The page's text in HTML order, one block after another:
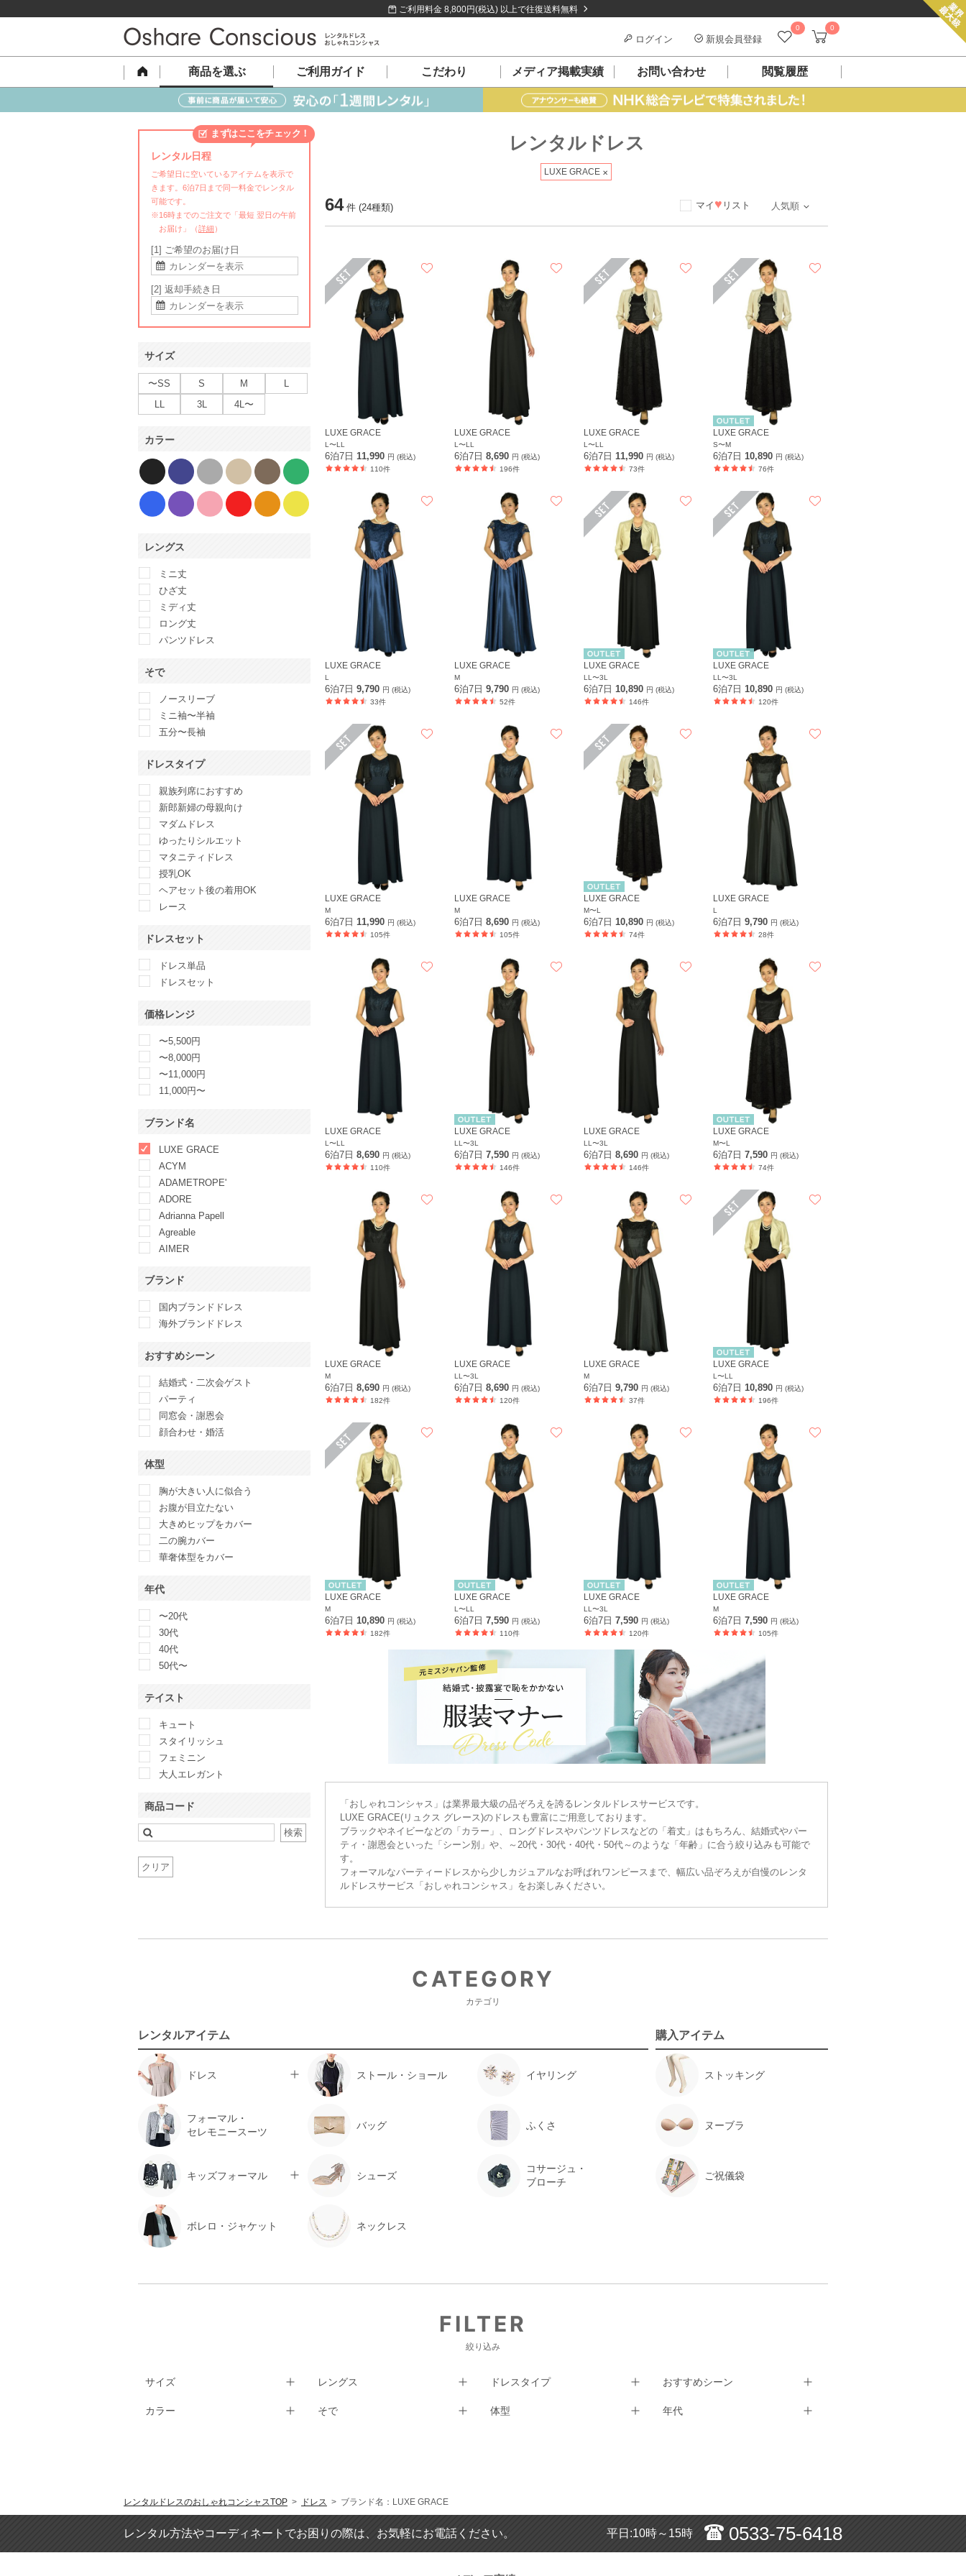
ご利用料金 8,800円(税込) 以上で往復送料無料
0 0
ログイン 新規会員登録
商品を選ぶ ご利用ガイド こだわり メディア掲載実績 お問い合わせ 閲覧履歴
レンタルドレス
LUXE GRACE
64件 (24種類) マイ ♥ リスト 人気順
LUXE GRACE
L〜LL
6泊7日 11,990 円 (税込)
110件
LUXE GRACE
L〜LL
6泊7日 8,690 円 (税込)
196件
LUXE GRACE
L〜LL
6泊7日 11,990 円 (税込)
73件
LUXE GRACE
S〜M
6泊7日 10,890 円 (税込)
76件
LUXE GRACE
L
6泊7日 9,790 円 (税込)
33件
LUXE GRACE
M
6泊7日 9,790 円 (税込)
52件
LUXE GRACE
LL〜3L
6泊7日 10,890 円 (税込)
146件
LUXE GRACE
LL〜3L
6泊7日 10,890 円 (税込)
120件
LUXE GRACE
M
6泊7日 11,990 円 (税込)
105件
LUXE GRACE
M
6泊7日 8,690 円 (税込)
105件
LUXE GRACE
M〜L
6泊7日 10,890 円 (税込)
74件
LUXE GRACE
L
6泊7日 9,790 円 (税込)
28件
LUXE GRACE
L〜LL
6泊7日 8,690 円 (税込)
110件
LUXE GRACE
LL〜3L
6泊7日 7,590 円 (税込)
146件
LUXE GRACE
LL〜3L
6泊7日 8,690 円 (税込)
146件
LUXE GRACE
M〜L
6泊7日 7,590 円 (税込)
74件
LUXE GRACE
M
6泊7日 8,690 円 (税込)
182件
LUXE GRACE
LL〜3L
6泊7日 8,690 円 (税込)
120件
LUXE GRACE
M
6泊7日 9,790 円 (税込)
37件
LUXE GRACE
L〜LL
6泊7日 10,890 円 (税込)
196件
LUXE GRACE
M
6泊7日 10,890 円 (税込)
182件
LUXE GRACE
L〜LL
6泊7日 7,590 円 (税込)
110件
LUXE GRACE
LL〜3L
6泊7日 7,590 円 (税込)
120件
LUXE GRACE
M
6泊7日 7,590 円 (税込)
105件
「おしゃれコンシャス」は業界最大級の品ぞろえを誇るレンタルドレスサービスです。
LUXE GRACE(リュクス グレース)のドレスも豊富にご用意しております。
ブラックやネイビーなどの「カラー」、ロングドレスやパンツドレスなどの「着丈」はもちろん、結婚式やパー
ティ・謝恩会といった「シーン別」や、～20代・30代・40代・50代～のような「年齢」に合う絞り込みも可能で
す。
フォーマルなパーティードレスから少しカジュアルなお呼ばれワンピースまで、幅広い品ぞろえが自慢のレンタ
ルドレスサービス「おしゃれコンシャス」をお楽しみください。
まずはここをチェック！
レンタル日程
ご希望日に空いているアイテムを表示で
きます。6泊7日まで同一料金でレンタル
可能です。
※16時までのご注文で「最短 翌日の午前
お届け」（詳細 ）
[1] ご希望のお届け日
[2] 返却手続き日
サイズ
〜SS S M
L
LL
3L 4L〜
カラー
レングス
ミニ丈
ひざ丈
ミディ丈
ロング丈
パンツドレス
そで
ノースリーブ
ミニ袖〜半袖
五分〜長袖
ドレスタイプ
親族列席におすすめ
新郎新婦の母親向け
マダムドレス
ゆったりシルエット
マタニティドレス
授乳OK
ヘアセット後の着用OK
レース
ドレスセット
ドレス単品
ドレスセット
価格レンジ
〜5,500円
〜8,000円
〜11,000円
11,000円〜
ブランド名
LUXE GRACE
ACYM
ADAMETROPE'
ADORE
Adrianna Papell
Agreable
AIMER
AMERICAN LIVING
anatelier
ANAYI
ANDRESD
Another Edition
anuans
anySiS
Apploberry 東京ソワール
ARMANI COLLEZIONI
atlo
Attirantore
BANANA REPUBLIC
BCBG maxazria
BEAMS LIGHTS
ARROWS
Belle current 東京イギン
belle raffine
Callarus
Calvin Klein
CELFORD
Clear Impression
COCCOLUSSI 東京ソワール
COLLAGE GALLARDAGALANTE
CORTES WORKS
Couture Brooch
CROON A SONG
D&G
Dalliance Kelly
Dear Princess
Discoat
Eimy Pearl by POWDER SUGAR
EMMEL REFINES
EMOTIONALL DRESSES 東京ソワ
ール
EMPORIO ARMANI
epic day
EPOCA
esche
et.UNiVER
ETRE TOKYO
eur3
FESTA MEMORIA
GRACE CLASS
HARE
IENA SLOBE
Igin Zibeline
INDIVI
ブランド
国内ブランドドレス
海外ブランドドレス
おすすめシーン
結婚式・二次会ゲスト
パーティ
同窓会・謝恩会
顔合わせ・婚活
体型
胸が大きい人に似合う
お腹が目立たない
大きめヒップをカバー
二の腕カバー
華奢体型をカバー
年代
〜20代
30代
40代
50代〜
テイスト
キュート
スタイリッシュ
フェミニン
大人エレガント
商品コード
検索
クリア
CATEGORY
カテゴリ
レンタルアイテム
ドレス ストール・ショール イヤリング
フォーマル・
セレモニースーツ
バッグ ふくさ
キッズフォーマル シューズ
コサージュ・
ブローチ
ボレロ・ジャケット ネックレス
購入アイテム
ストッキング
ヌーブラ
ご祝儀袋
FILTER
絞り込み
サイズ レングス ドレスタイプ おすすめシーン
カラー そで 体型 年代
レンタルドレスのおしゃれコンシャスTOP > ドレス > ブランド名：LUXE GRACE
レンタル方法やコーディネートでお困りの際は、お気軽にお電話ください。 平日:10時～15時 0533-75-6418